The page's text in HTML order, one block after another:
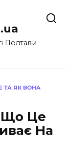
Полтави
ТА ЯК ВОНА
Що Це
На